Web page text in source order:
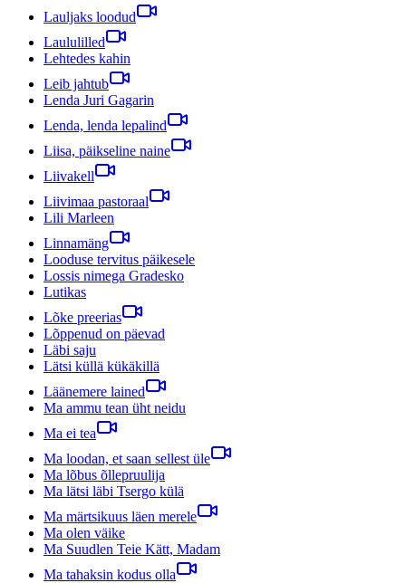
Lauljaks loodud
Laululilled
Lehtedes kahin
Leib jahtub
Lenda Juri Gagarin
Lenda, lenda lepalind
Liisa, päikseline naine
Liivakell
Liivimaa pastoraal
Lili Marleen
Linnamäng
Looduse tervitus päikesele
Lossis nimega Gradesko
Lutikas
Lõke preerias
Lõppenud on päevad
Läbi saju
Lätsi küllä kükäkillä
Läänemere lained
Ma ammu tean üht neidu
Ma ei tea
Ma loodan, et saan sellest üle
Ma lõbus õllepruulija
Ma lätsi läbi Tsergo külä
Ma märtsikuus läen merele
Ma olen väike
Ma Suudlen Teie Kätt, Madam
Ma tahaksin kodus olla